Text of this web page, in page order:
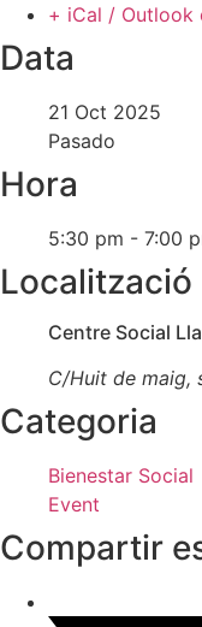
+ iCal / Outlook
Data
21 Oct 2025
Pasado
Hora
5:30 pm - 7:00
Localització
Centre Social
C/Huit de maig,
Categoria
Bienestar Social
Event
Compartir